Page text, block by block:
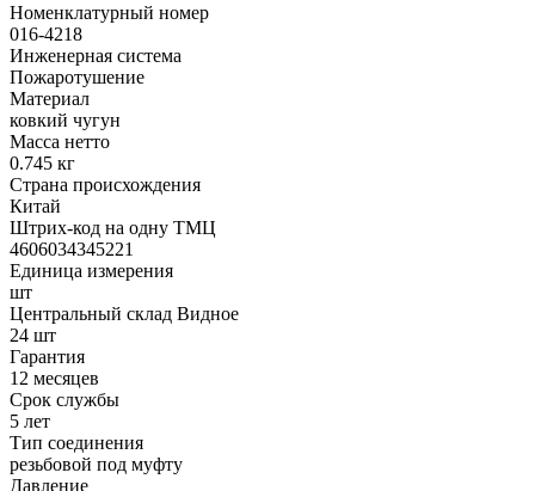
Номенклатурный номер
016-4218
Инженерная система
Пожаротушение
Материал
ковкий чугун
Масса нетто
0.745 кг
Страна происхождения
Китай
Штрих-код на одну ТМЦ
4606034345221
Единица измерения
шт
Центральный склад Видное
24 шт
Гарантия
12 месяцев
Срок службы
5 лет
Тип соединения
резьбовой под муфту
Давление